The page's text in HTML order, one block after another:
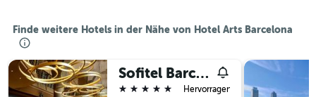
Finde weitere Hotels in der Nähe von Hotel Arts Barcelona
Sofitel Barcelona Skipper
5 Sterne Hervorragend